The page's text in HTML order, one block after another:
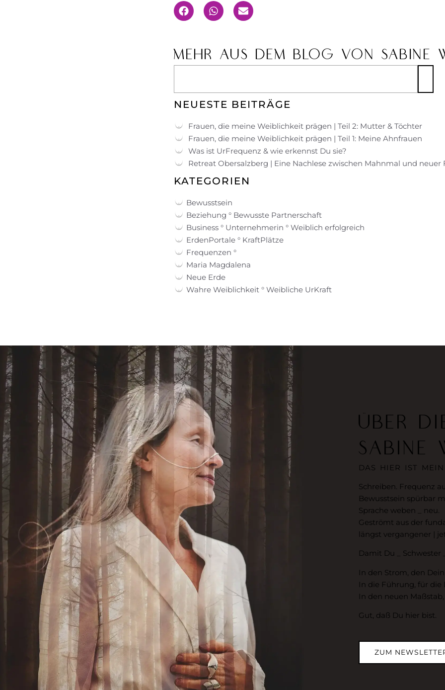
MEHR AUS DEM BLOG VON SABINE
NEUESTE BEITRÄGE
Frauen, die meine Weiblichkeit prägen | Teil 2: Mutter & Töchter
Frauen, die meine Weiblichkeit prägen | Teil 1: Meine Ahnfrauen
Was ist UrFrequenz & wie erkennst Du sie?
Retreat Obersalzberg | Eine Nachlese zwischen Mahnmal und neuer
KATEGORIEN
Bewusstsein
Beziehung ° Bewusste Partnerschaft
Business ° Unternehmerin ° Weiblich erfolgreich
ErdenPortale ° KraftPlätze
Frequenzen °
Maria Magdalena
Neue Erde
Wahre Weiblichkeit ° Weibliche UrKraft
ÜBER
SABINE
DAS HIER IST
Schreiben. Frequenz
Bewusstsein spürbar
Sprache weben _ neu.
Geströmt aus der
längst vergangener |
Damit Du _ Schwester
In den Strom, den
In die Führung, für die
In den neuen
Gut, daß Du hier bist.
ZUM